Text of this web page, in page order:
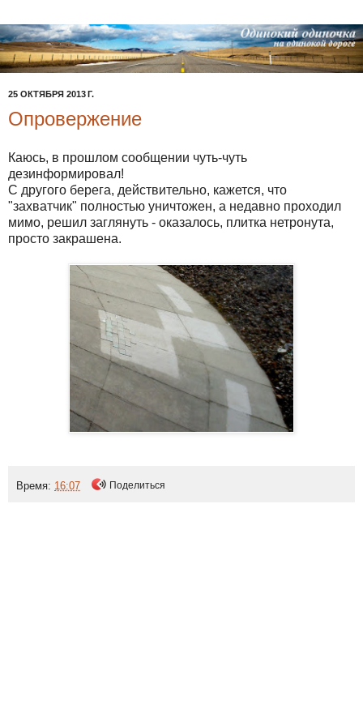
25 ОКТЯБРЯ 2013 Г.
Опровержение
Каюсь, в прошлом сообщении чуть-чуть
дезинформировал!
С другого берега, действительно, кажется, что
"захватчик" полностью уничтожен, а недавно проходил
мимо, решил заглянуть - оказалось, плитка нетронута,
просто закрашена.
Время: 16:07 Поделиться